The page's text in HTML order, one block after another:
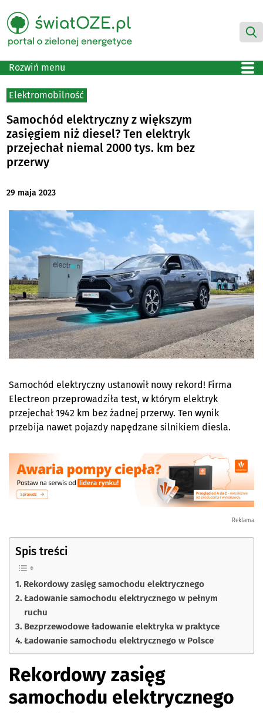
Rozwiń menu
Elektromobilność
Samochód elektryczny z większym
zasięgiem niż diesel? Ten elektryk
przejechał niemal 2000 tys. km bez
przerwy
29 maja 2023
Samochód elektryczny ustanowił nowy rekord! Firma
Electreon przeprowadziła test, w którym elektryk
przejechał 1942 km bez żadnej przerwy. Ten wynik
przebija nawet pojazdy napędzane silnikiem diesla.
Reklama
Spis treści
Rekordowy zasięg samochodu elektrycznego
Ładowanie samochodu elektrycznego w pełnym
ruchu
Bezprzewodowe ładowanie elektryka w praktyce
Ładowanie samochodu elektrycznego w Polsce
Rekordowy zasięg
samochodu elektrycznego